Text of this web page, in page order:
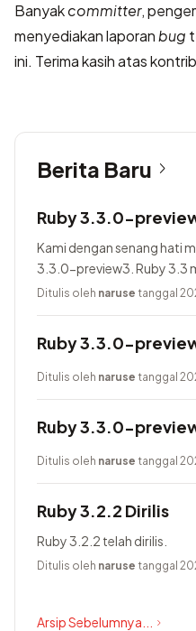
Banyakcommitter,
menyediakan laporanbug
ini. Terima kasih atas
Berita Baru
Ruby 3.3.0-
Kami dengan senang hati
3.3.0-preview3. Ruby 3.3
baru yang bernama Prism,
Ditulis oleh naruse tanggal
Ruby 3.3.0-
Ditulis oleh naruse tanggal
Ruby 3.3.0-
Ditulis oleh naruse tanggal
Ruby 3.2.2 Dirilis
Ruby 3.2.2 telah dirilis.
Ditulis oleh naruse tanggal
Arsip Sebelumnya...